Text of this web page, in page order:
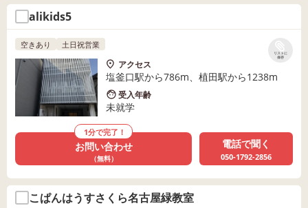
alikids5
リストに
保存
空きあり 土日祝営業
アクセス
塩釜口駅から786m、植田駅から1238m
受入年齢
未就学
1分で完了！
お問い合わせ
（無料）
電話で聞く
050-1792-2856
こぱんはうすさくら名古屋緑教室